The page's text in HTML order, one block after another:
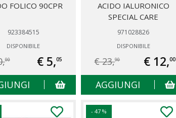
FOLICO 90CPR
923384515
DISPONIBILE
00 € 5,05
ACIDO IALURONICO
SPECIAL CARE
971028826
DISPONIBILE
€ 23,90 € 12,00
AGGIUNGI
- 47 %